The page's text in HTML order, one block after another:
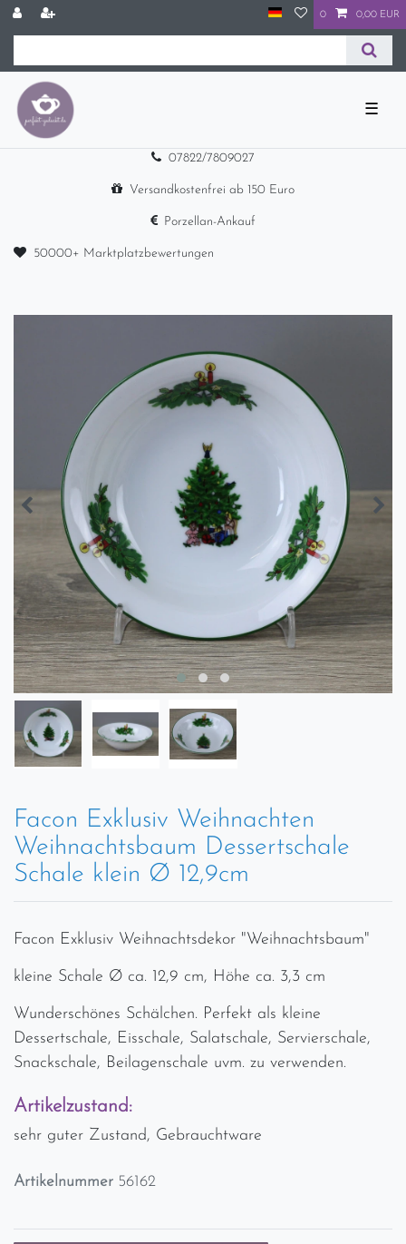
0 0,00 EUR
☰
07822/7809027
Versandkostenfrei ab 150 Euro
Porzellan-Ankauf
50000+ Marktplatzbewertungen
Facon Exklusiv Weihnachten
Weihnachtsbaum Dessertschale
Schale klein Ø 12,9cm
Facon Exklusiv Weihnachtsdekor "Weihnachtsbaum"
kleine Schale Ø ca. 12,9 cm, Höhe ca. 3,3 cm
Wunderschönes Schälchen. Perfekt als kleine
Dessertschale, Eisschale, Salatschale, Servierschale,
Snackschale, Beilagenschale uvm. zu verwenden.
Artikelzustand:
sehr guter Zustand, Gebrauchtware
Artikelnummer 56162